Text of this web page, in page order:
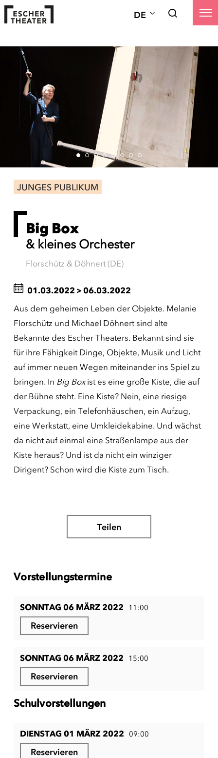
DE
JUNGES PUBLIKUM
Big Box
& kleines Orchester
Florschütz & Döhnert (DE)
01.03.2022 > 06.03.2022
Aus dem geheimen Leben der Objekte. Melanie
Florschütz und Michael Döhnert sind alte
Bekannte des Escher Theaters. Bekannt sind sie
für ihre Fähigkeit Dinge, Objekte, Musik und Licht
auf immer neuen Wegen miteinander ins Spiel zu
bringen. In Big Boxist es eine große Kiste, die auf
der Bühne steht. Eine Kiste? Nein, eine riesige
Verpackung, ein Telefonhäuschen, ein Aufzug,
eine Werkstatt, eine Umkleidekabine. Und wächst
da nicht auf einmal eine Straßenlampe aus der
Kiste heraus? Und ist da nicht ein winziger
Dirigent? Schon wird die Kiste zum Tisch.
Teilen
Vorstellungstermine
SONNTAG 06 MÄRZ 2022 11:00
Reservieren
SONNTAG 06 MÄRZ 2022 15:00
Reservieren
Schulvorstellungen
DIENSTAG 01 MÄRZ 2022 09:00
Reservieren